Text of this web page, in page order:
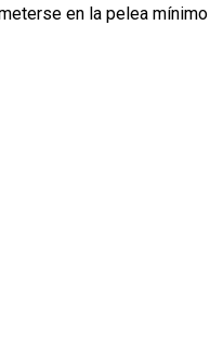
en la pelea